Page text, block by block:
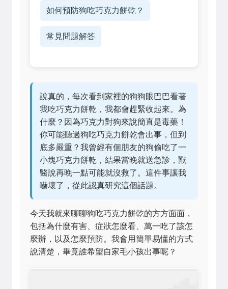
如何預防狗吃巧克力餅乾？
常見問題解答
說真的，每次看到家裡的狗狗眼巴巴看著
我吃巧克力餅乾，我都會趕緊收起來。為
什麼？因為巧克力對狗來說簡直是毒藥！
你可能聽過狗吃巧克力餅乾會出事，但到
底多嚴重？我曾經有個朋友的狗偷吃了一
小塊巧克力餅乾，結果當晚就送急診，獸
醫說再晚一點可能就沒救了。這件事讓我
嚇壞了，從此認真研究這個話題。
今天我就來聊聊狗吃巧克力餅乾的方方面面，
包括為什麼有害、症狀怎麼看、萬一吃了該怎
麼辦，以及怎麼預防。我會用簡單易懂的方式
說清楚，畢竟誰希望自家毛小孩出事呢？